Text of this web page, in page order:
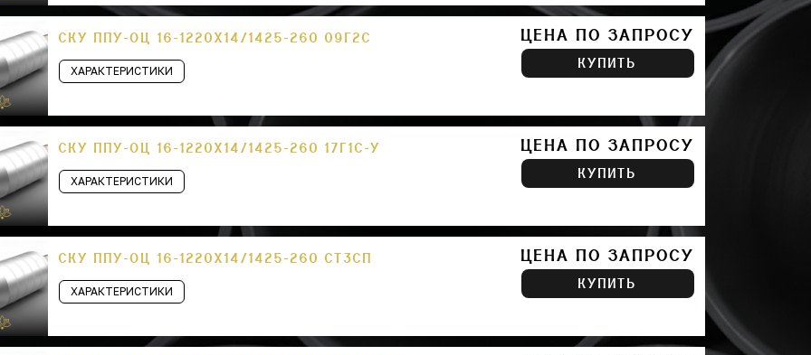
СКУ ППУ-ОЦ 16-1220Х14/1425-260 09Г2С
ХАРАКТЕРИСТИКИ
ЦЕНА ПО ЗАПРОСУ
КУПИТЬ
СКУ ППУ-ОЦ 16-1220Х14/1425-260 17Г1С-У
ХАРАКТЕРИСТИКИ
ЦЕНА ПО ЗАПРОСУ
КУПИТЬ
СКУ ППУ-ОЦ 16-1220Х14/1425-260 СТ3СП
ХАРАКТЕРИСТИКИ
ЦЕНА ПО ЗАПРОСУ
КУПИТЬ